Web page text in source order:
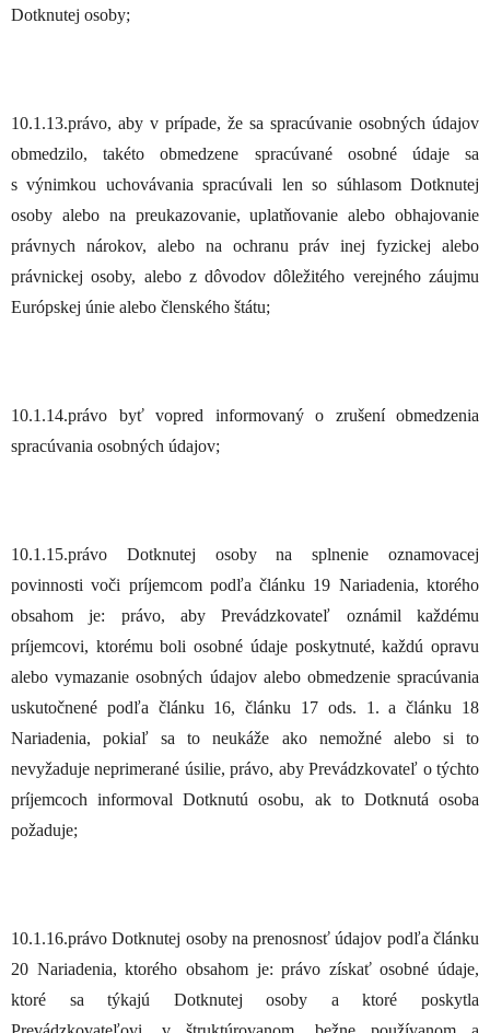
Dotknutej osoby;
10.1.13.právo, aby v prípade, že sa spracúvanie osobných údajov
obmedzilo, takéto obmedzene spracúvané osobné údaje sa
s výnimkou uchovávania spracúvali len so súhlasom Dotknutej
osoby alebo na preukazovanie, uplatňovanie alebo obhajovanie
právnych nárokov, alebo na ochranu práv inej fyzickej alebo
právnickej osoby, alebo z dôvodov dôležitého verejného záujmu
Európskej únie alebo členského štátu;
10.1.14.právo byť vopred informovaný o zrušení obmedzenia
spracúvania osobných údajov;
10.1.15.právo Dotknutej osoby na splnenie oznamovacej
povinnosti voči príjemcom podľa článku 19 Nariadenia, ktorého
obsahom je: právo, aby Prevádzkovateľ oznámil každému
príjemcovi, ktorému boli osobné údaje poskytnuté, každú opravu
alebo vymazanie osobných údajov alebo obmedzenie spracúvania
uskutočnené podľa článku 16, článku 17 ods. 1. a článku 18
Nariadenia, pokiaľ sa to neukáže ako nemožné alebo si to
nevyžaduje neprimerané úsilie, právo, aby Prevádzkovateľ o týchto
príjemcoch informoval Dotknutú osobu, ak to Dotknutá osoba
požaduje;
10.1.16.právo Dotknutej osoby na prenosnosť údajov podľa článku
20 Nariadenia, ktorého obsahom je: právo získať osobné údaje,
ktoré sa týkajú Dotknutej osoby a ktoré poskytla